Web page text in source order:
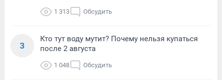
1 313 Обсудить
3
Кто тут воду мутит? Почему нельзя купаться
после 2 августа
1 048 Обсудить